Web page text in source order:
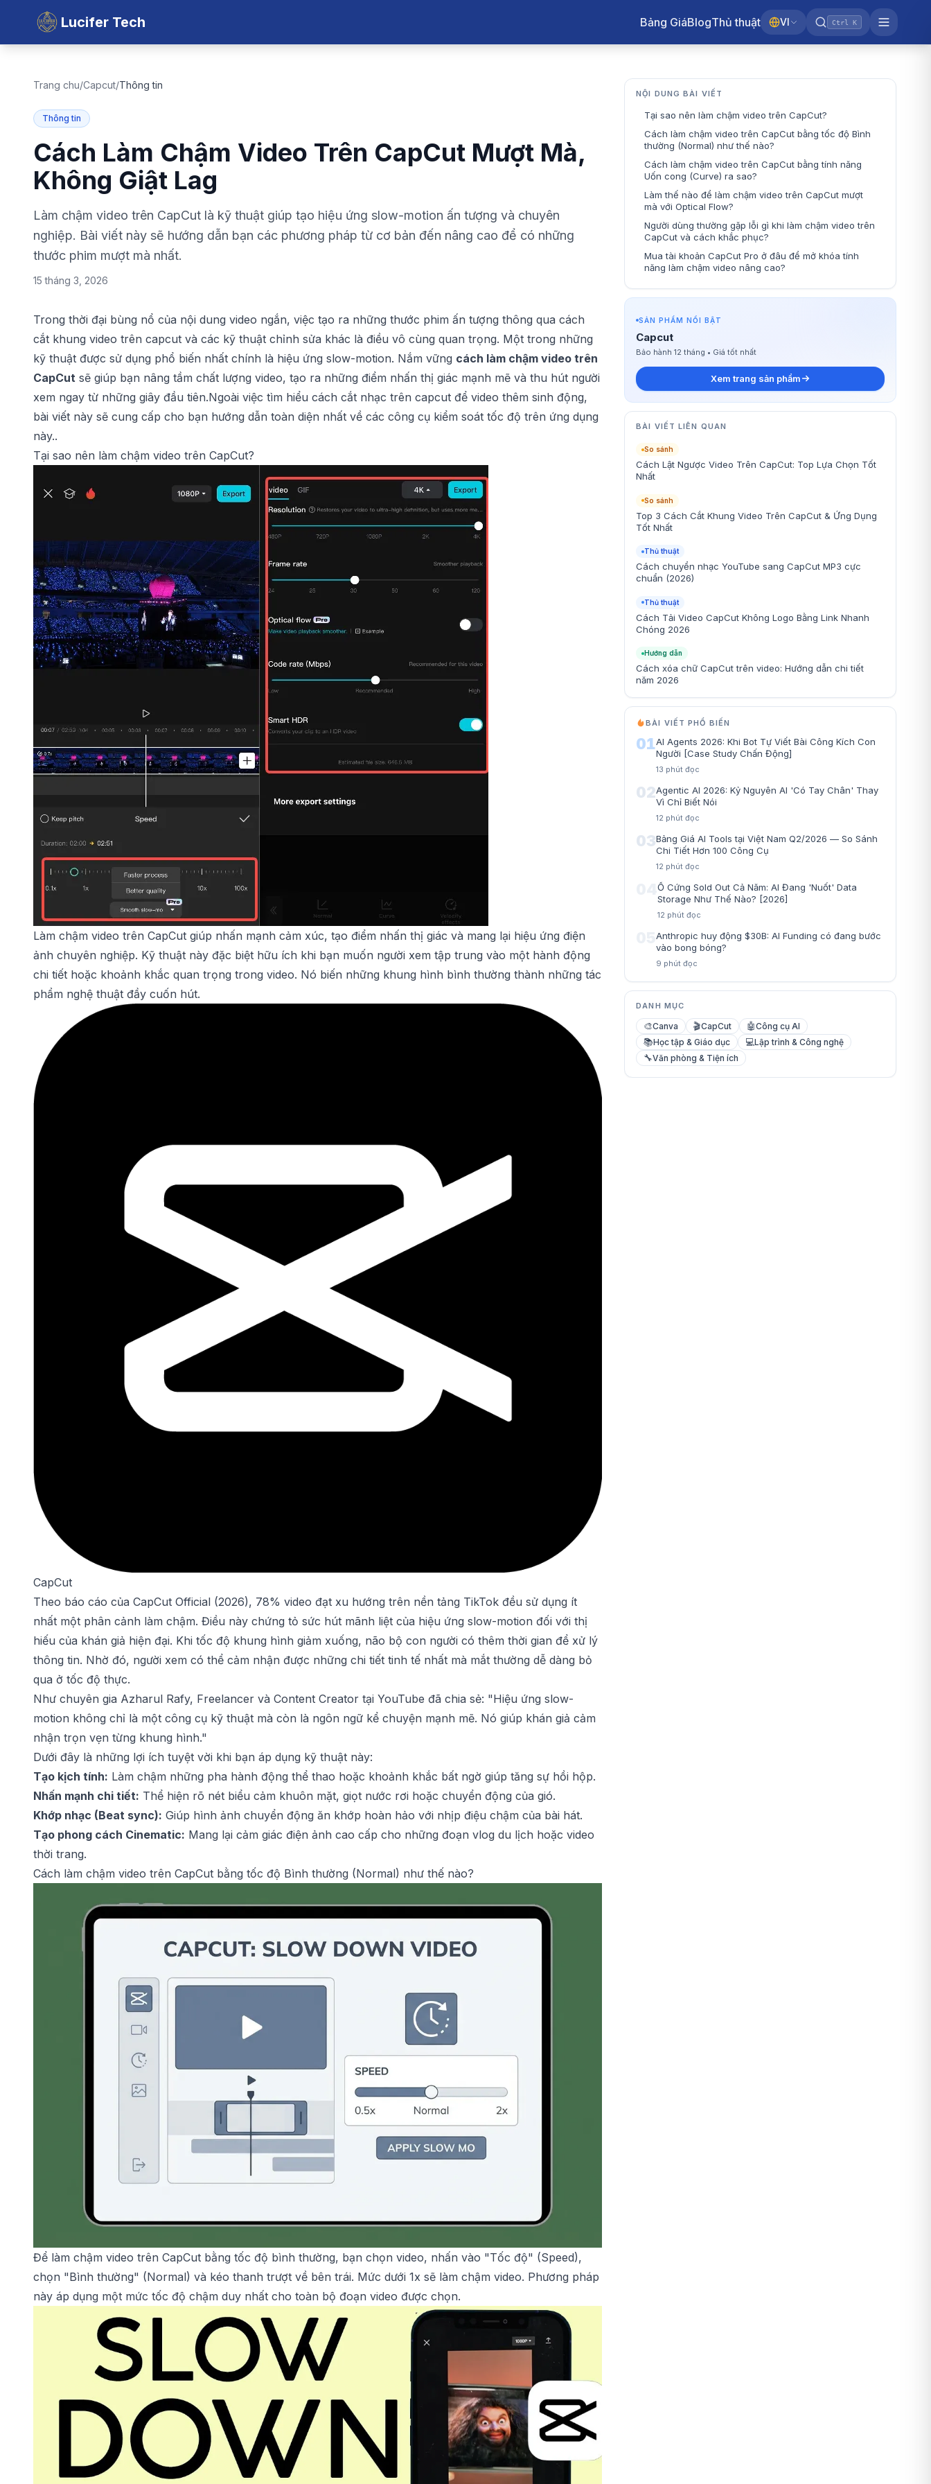
Lucifer Tech Bảng GiáBlogThủ thuật VI Ctrl K
Trang chu/Capcut/Thông tin
Thông tin
Cách Làm Chậm Video Trên CapCut Mượt Mà,
Không Giật Lag
Làm chậm video trên CapCut là kỹ thuật giúp tạo hiệu ứng slow-motion ấn tượng và chuyên
nghiệp. Bài viết này sẽ hướng dẫn bạn các phương pháp từ cơ bản đến nâng cao để có những
thước phim mượt mà nhất.
15 tháng 3, 2026
Trong thời đại bùng nổ của nội dung video ngắn, việc tạo ra những thước phim ấn tượng thông qua cách
cắt khung video trên capcut và các kỹ thuật chỉnh sửa khác là điều vô cùng quan trọng. Một trong những
kỹ thuật được sử dụng phổ biến nhất chính là hiệu ứng slow-motion. Nắm vững cách làm chậm video trên
CapCut sẽ giúp bạn nâng tầm chất lượng video, tạo ra những điểm nhấn thị giác mạnh mẽ và thu hút người
xem ngay từ những giây đầu tiên.Ngoài việc tìm hiểu cách cắt nhạc trên capcut để video thêm sinh động,
bài viết này sẽ cung cấp cho bạn hướng dẫn toàn diện nhất về các công cụ kiểm soát tốc độ trên ứng dụng
này..
Tại sao nên làm chậm video trên CapCut?
Làm chậm video trên CapCut giúp nhấn mạnh cảm xúc, tạo điểm nhấn thị giác và mang lại hiệu ứng điện
ảnh chuyên nghiệp. Kỹ thuật này đặc biệt hữu ích khi bạn muốn người xem tập trung vào một hành động
chi tiết hoặc khoảnh khắc quan trọng trong video. Nó biến những khung hình bình thường thành những tác
phẩm nghệ thuật đầy cuốn hút.
CapCut
Theo báo cáo của CapCut Official (2026), 78% video đạt xu hướng trên nền tảng TikTok đều sử dụng ít
nhất một phân cảnh làm chậm. Điều này chứng tỏ sức hút mãnh liệt của hiệu ứng slow-motion đối với thị
hiếu của khán giả hiện đại. Khi tốc độ khung hình giảm xuống, não bộ con người có thêm thời gian để xử lý
thông tin. Nhờ đó, người xem có thể cảm nhận được những chi tiết tinh tế nhất mà mắt thường dễ dàng bỏ
qua ở tốc độ thực.
Như chuyên gia Azharul Rafy, Freelancer và Content Creator tại YouTube đã chia sẻ: "Hiệu ứng slow-
motion không chỉ là một công cụ kỹ thuật mà còn là ngôn ngữ kể chuyện mạnh mẽ. Nó giúp khán giả cảm
nhận trọn vẹn từng khung hình."
Dưới đây là những lợi ích tuyệt vời khi bạn áp dụng kỹ thuật này:
Tạo kịch tính: Làm chậm những pha hành động thể thao hoặc khoảnh khắc bất ngờ giúp tăng sự hồi hộp.
Nhấn mạnh chi tiết: Thể hiện rõ nét biểu cảm khuôn mặt, giọt nước rơi hoặc chuyển động của gió.
Khớp nhạc (Beat sync): Giúp hình ảnh chuyển động ăn khớp hoàn hảo với nhịp điệu chậm của bài hát.
Tạo phong cách Cinematic: Mang lại cảm giác điện ảnh cao cấp cho những đoạn vlog du lịch hoặc video
thời trang.
Cách làm chậm video trên CapCut bằng tốc độ Bình thường (Normal) như thế nào?
Để làm chậm video trên CapCut bằng tốc độ bình thường, bạn chọn video, nhấn vào "Tốc độ" (Speed),
chọn "Bình thường" (Normal) và kéo thanh trượt về bên trái. Mức dưới 1x sẽ làm chậm video. Phương pháp
này áp dụng một mức tốc độ chậm duy nhất cho toàn bộ đoạn video được chọn.
NỘI DUNG BÀI VIẾT
Tại sao nên làm chậm video trên CapCut?
Cách làm chậm video trên CapCut bằng tốc độ Bình
thường (Normal) như thế nào?
Cách làm chậm video trên CapCut bằng tính năng
Uốn cong (Curve) ra sao?
Làm thế nào để làm chậm video trên CapCut mượt
mà với Optical Flow?
Người dùng thường gặp lỗi gì khi làm chậm video trên
CapCut và cách khắc phục?
Mua tài khoản CapCut Pro ở đâu để mở khóa tính
năng làm chậm video nâng cao?
SẢN PHẨM NỔI BẬT
Capcut
Bảo hành 12 tháng • Giá tốt nhất
Xem trang sản phẩm
BÀI VIẾT LIÊN QUAN
So sánh
Cách Lật Ngược Video Trên CapCut: Top Lựa Chọn Tốt
Nhất
So sánh
Top 3 Cách Cắt Khung Video Trên CapCut & Ứng Dụng
Tốt Nhất
Thủ thuật
Cách chuyển nhạc YouTube sang CapCut MP3 cực
chuẩn (2026)
Thủ thuật
Cách Tải Video CapCut Không Logo Bằng Link Nhanh
Chóng 2026
Hướng dẫn
Cách xóa chữ CapCut trên video: Hướng dẫn chi tiết
năm 2026
BÀI VIẾT PHỔ BIẾN
01AI Agents 2026: Khi Bot Tự Viết Bài Công Kích Con
Người [Case Study Chấn Động]
13 phút đọc
02Agentic AI 2026: Kỷ Nguyên AI 'Có Tay Chân' Thay
Vì Chỉ Biết Nói
12 phút đọc
03Bảng Giá AI Tools tại Việt Nam Q2/2026 — So Sánh
Chi Tiết Hơn 100 Công Cụ
12 phút đọc
04Ổ Cứng Sold Out Cả Năm: AI Đang 'Nuốt' Data
Storage Như Thế Nào? [2026]
12 phút đọc
05Anthropic huy động $30B: AI Funding có đang bước
vào bong bóng?
9 phút đọc
DANH MỤC
🎨Canva 🎬CapCut 🤖Công cụ AI
📚Học tập & Giáo dục 💻Lập trình & Công nghệ
🔧Văn phòng & Tiện ích